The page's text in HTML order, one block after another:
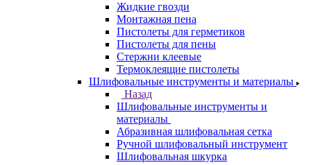
Жидкие гвозди
Монтажная пена
Пистолеты для герметиков
Пистолеты для пены
Стержни клеевые
Термоклеящие пистолеты
Шлифовальные инструменты и материалы
Назад
Шлифовальные инструменты и
материалы
Абразивная шлифовальная сетка
Ручной шлифовальный инструмент
Шлифовальная шкурка